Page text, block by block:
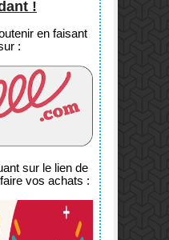
!
en faisant
:
sur le lien de
vos achats :